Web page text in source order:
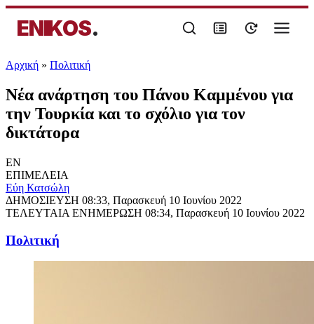
ENIKOS.
Αρχική » Πολιτική
Νέα ανάρτηση του Πάνου Καμμένου για
την Τουρκία και το σχόλιο για τον
δικτάτορα
EN
ΕΠΙΜΕΛΕΙΑ
Εύη Κατσώλη
ΔΗΜΟΣΙΕΥΣΗ 08:33, Παρασκευή 10 Ιουνίου 2022
ΤΕΛΕΥΤΑΙΑ ΕΝΗΜΕΡΩΣΗ 08:34, Παρασκευή 10 Ιουνίου 2022
Πολιτική